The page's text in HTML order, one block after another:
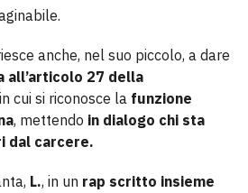
anche, nel suo piccolo, a dare
all’articolo 27 della
cui si riconosce la funzione
, mettendo in dialogo chi sta
dal carcere.
L., in un rap scritto insieme